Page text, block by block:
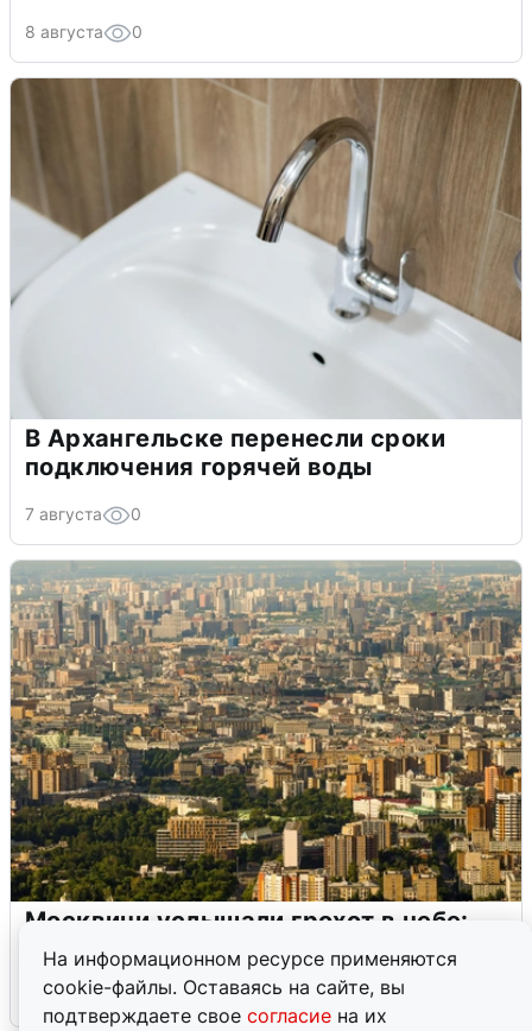
На информационном ресурсе применяются
cookie-файлы. Оставаясь на сайте, вы
подтверждаете свое согласие на их
8 августа 0
В Архангельске перенесли сроки
подключения горячей воды
7 августа 0
Москвичи услышали грохот в небе:
подробности
7 августа 0